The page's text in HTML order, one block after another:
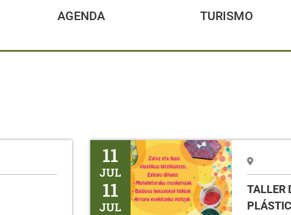
AGENDA TURISMO
TALLER DE RECICLAJE DE PLÁSTICO
11
JUL
11
JUL
TALLER